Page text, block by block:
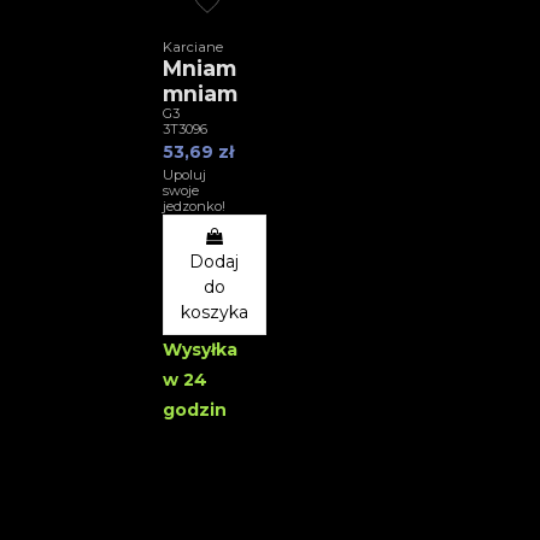
Karciane
Mniam
mniam
G3
3T3096
53,69 zł
Upoluj
swoje
jedzonko!
Dodaj
do
koszyka
Wysyłka
w 24
godzin